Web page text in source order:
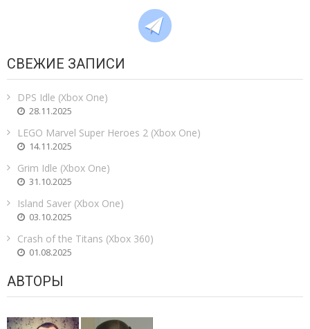
СВЕЖИЕ ЗАПИСИ
DPS Idle (Xbox One)
28.11.2025
LEGO Marvel Super Heroes 2 (Xbox One)
14.11.2025
Grim Idle (Xbox One)
31.10.2025
Island Saver (Xbox One)
03.10.2025
Crash of the Titans (Xbox 360)
01.08.2025
АВТОРЫ